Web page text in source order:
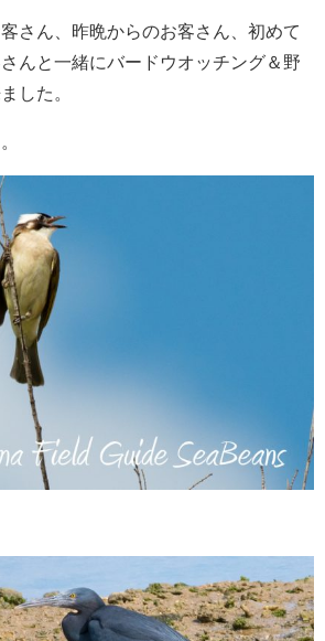
さん、昨晩からのお客さん、初めて
んと一緒にバードウオッチング＆野
した。